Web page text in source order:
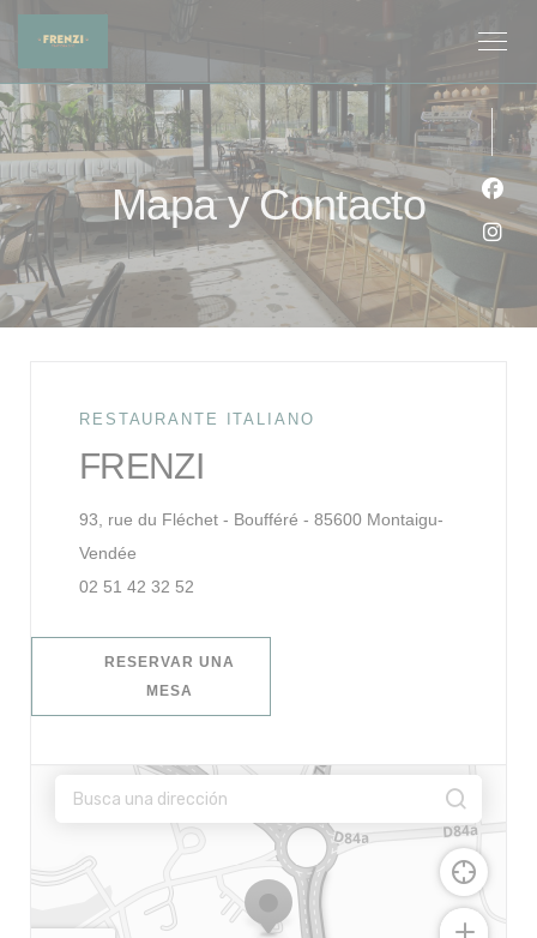
Personalización de sus opciones de cookies
Mapa y Contacto
RESTAURANTE ITALIANO
FRENZI
93, rue du Fléchet - Boufféré - 85600 Montaigu-
Vendée
02 51 42 32 52
RESERVAR UNA
MESA